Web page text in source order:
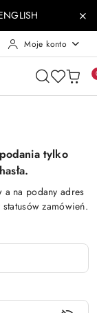
Moje konto
tylko
a na podany adres
zamówień.